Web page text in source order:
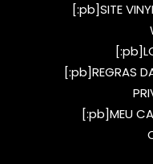
[:pb]SITE
[:pb]REGRAS
[:pb]MEU